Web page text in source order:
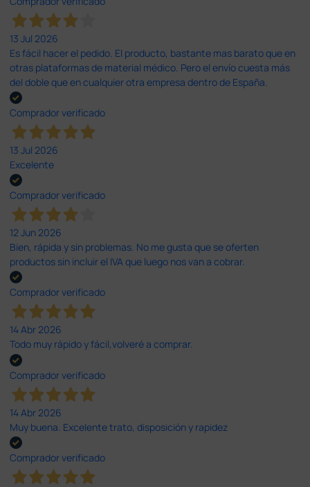
13 Jul 2026
Es fácil hacer el pedido. El producto, bastante mas barato que en
otras plataformas de material médico. Pero el envío cuesta más
del doble que en cualquier otra empresa dentro de España.
Comprador verificado
13 Jul 2026
Excelente
Comprador verificado
12 Jun 2026
Bien, rápida y sin problemas. No me gusta que se oferten
productos sin incluir el IVA que luego nos van a cobrar.
Comprador verificado
14 Abr 2026
Todo muy rápido y fácil,volveré a comprar.
Comprador verificado
14 Abr 2026
Muy buena. Excelente trato, disposición y rapidez
Comprador verificado